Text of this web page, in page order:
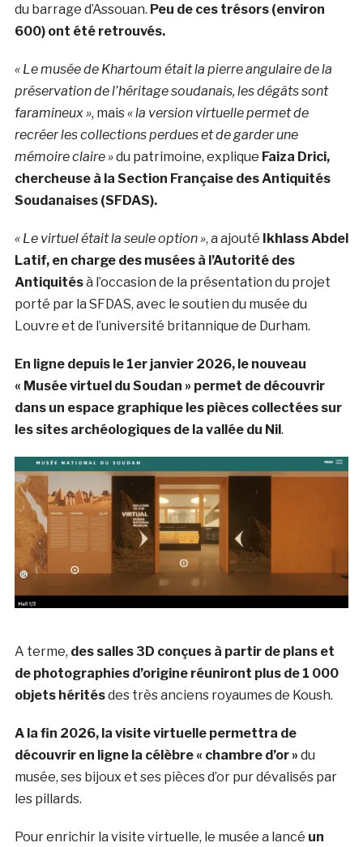
du barrage d’Assouan. Peu de ces trésors (environ
600) ont été retrouvés.
« Le musée de Khartoum était la pierre angulaire de la
préservation de l’héritage soudanais, les dégâts sont
faramineux », mais« la version virtuelle permet de
recréer les collections perdues et de garder une
mémoire claire »du patrimoine, explique Faiza Drici,
chercheuse à la Section Française des Antiquités
Soudanaises (SFDAS).
« Le virtuel était la seule option », a ajouté Ikhlass Abdel
Latif, en charge des musées à l’Autorité des
Antiquitésà l’occasion de la présentation du projet
porté par la SFDAS, avec le soutien du musée du
Louvre et de l’université britannique de Durham.
En ligne depuis le 1er janvier 2026, le nouveau
« Musée virtuel du Soudan » permet de découvrir
dans un espace graphique les pièces collectées sur
les sites archéologiques de la vallée du Nil.
A terme, des salles 3D conçues à partir de plans et
de photographies d’origine réuniront plus de 1 000
objets héritésdes très anciens royaumes de Koush.
A la fin 2026, la visite virtuelle permettra de
découvrir en ligne la célèbre « chambre d’or » du
musée, ses bijoux et ses pièces d’or pur dévalisés par
les pillards.
Pour enrichir la visite virtuelle, le musée a lancé un